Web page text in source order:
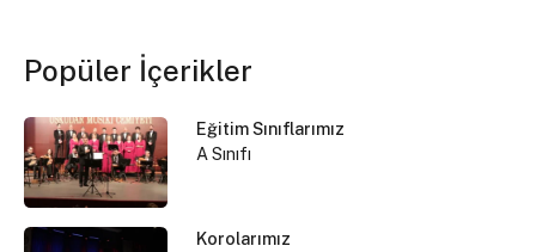
Popüler İçerikler
Eğitim Sınıflarımız
A Sınıfı
Korolarımız